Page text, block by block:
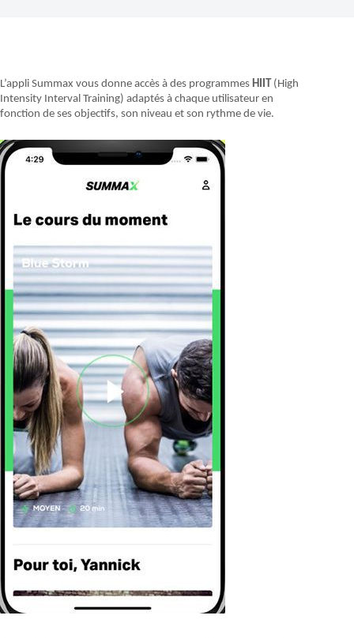
L’appli Summax vous donne accès à des programmes HIIT (High
Intensity Interval Training) adaptés à chaque utilisateur en
fonction de ses objectifs, son niveau et son rythme de vie.